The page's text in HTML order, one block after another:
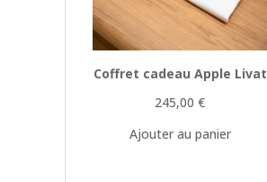
Coffret cadeau Apple Livat
245,00€
Ajouter au panier